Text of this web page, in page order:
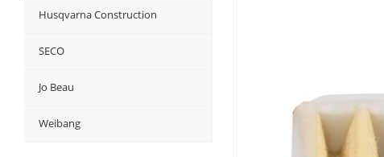
Husqvarna Construction
SECO
Jo Beau
Weibang